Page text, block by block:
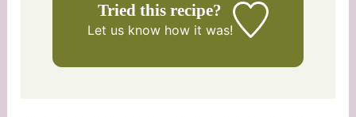
Tried this recipe?
Let us knowhow it was!